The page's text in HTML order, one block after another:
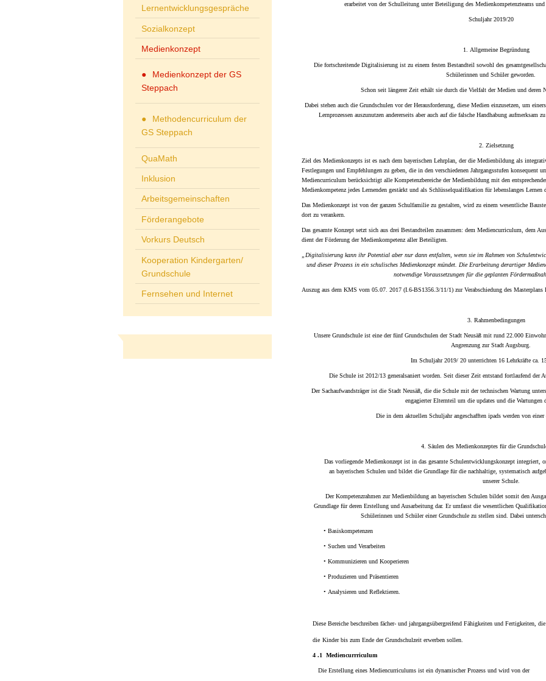
erarbeitet von der Schulleitung unter Beteiligung des Medienkompetenzteams
Schuljahr 2019/20
1. Allgemeine Begründung
Die fortschreitende Digitalisierung ist zu einem festen Bestandteil sowohl des
Schülerinnen und Schüler geworden.
Schon seit längerer Zeit erhält sie durch die Vielfalt der Medien und deren
Dabei stehen auch die Grundschulen vor der Herausforderung, diese Medien einzusetzen, um
Lernprozessen auszunutzen andererseits aber auch auf die falsche Handhabung aufmerksam
2.Zielsetzung
Ziel des Medienkonzepts ist es nach dem bayerischen Lehrplan, der die Medienbildung als
Festlegungen und Empfehlungen zu geben, die in den verschiedenen Jahrgangsstufen konsequent
Mediencurriculum berücksichtigt alle Kompetenzbereiche der Medienbildung mit den
Medienkompetenz jedes Lernenden gestärkt und als Schlüsselqualifikation für lebenslanges Lernen
Das Medienkonzept ist von der ganzen Schulfamilie zu gestalten, wird zu einem wesentliche
dort zu verankern.
Das gesamte Konzept setzt sich aus drei Bestandteilen zusammen: dem Mediencurriculum, dem
dient der Förderung der Medienkompetenz aller Beteiligten.
„Digitalisierung kann ihr Potential aber nur dann entfalten, wenn sie im Rahmen von
und dieser Prozess in ein schulisches Medienkonzept mündet. Die Erarbeitung derartiger
notwendige Voraussetzungen für die geplanten
Auszug aus dem KMS vom 05.07. 2017 (I.6-BS1356.3/11/1)zur Verabschiedung des
3.Rahmenbedingungen
Unsere Grundschule ist eine der fünf Grundschulen der Stadt Neusäß mit rund 22.000
Angrenzung zur Stadt Augsburg.
Im Schuljahr 2019/ 20 unterrichten 16 Lehrkräfte ca. 1
Die Schule ist 2012/13 generalsaniert worden. Seit dieser Zeit entstand fortlaufend der
Der Sachaufwandsträger ist die Stadt Neusäß, die die Schule mit der technischen Wartung
engagierter Elternteil um die updates und die Wartungen
Die in dem aktuellen Schuljahr angeschafften ipads werden von einer
4.Säulen des Medienkonzeptes für die
Das vorliegende Medienkonzept ist in das gesamte Schulentwicklungskonzept integriert,
an bayerischen Schulen und bildet die Grundlage für die nachhaltige, systematisch
unserer Schule.
Der Kompetenzrahmen zur Medienbildung an bayerischen Schulen bildet somit den
Grundlage für deren Erstellung und Ausarbeitung dar. Er umfasst die wesentlichen
Schülerinnen und Schüler einer Grundschule zu stellen sind. Dabei
• Basiskompetenzen
• Suchen und Verarbeiten
• Kommunizieren und Kooperieren
• Produzieren und Präsentieren
• Analysieren und Reflektieren.
Diese Bereiche beschreiben fächer- und jahrgangsübergreifend Fähigkeiten und Fertigkeiten, die
die Kinder bis zum Ende der Grundschulzeit erwerben sollen.
4 .1 Mediencurrriculum
Die Erstellung eines Mediencurriculums ist ein dynamischer Prozess und wird von der
Lernentwicklungsgespräche
Sozialkonzept
Medienkonzept
Medienkonzept der GS
Steppach
Methodencurriculum der
GS Steppach
QuaMath
Inklusion
Arbeitsgemeinschaften
Förderangebote
Vorkurs Deutsch
Kooperation Kindergarten/
Grundschule
Fernsehen und Internet